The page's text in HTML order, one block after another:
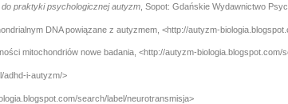
praktyki psychologicznej autyzm , Sopot: Gdańskie Wydawnictwo
DNA powiązane z autyzmem, <http://autyzm-
mitochondriów nowe badania, <http://autyzm-biologia.blogspot.com/
i-autyzm/>
search/label/neurotransmisja>